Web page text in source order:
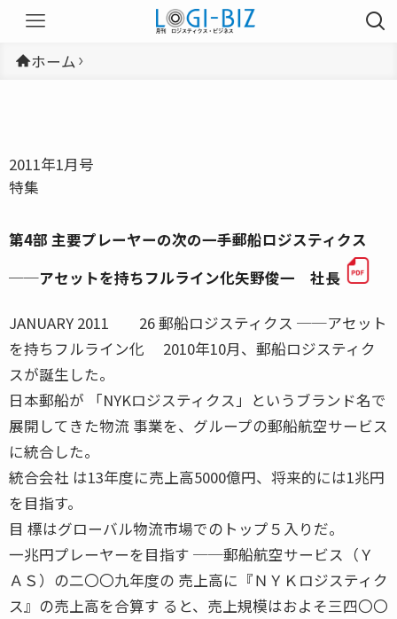
ホーム
2011年1月号
特集
第4部 主要プレーヤーの次の一手郵船ロジスティクス
──アセットを持ちフルライン化矢野俊一 社長
JANUARY 2011 26 郵船ロジスティクス ──アセット
を持ちフルライン化 2010年10月、郵船ロジスティク
スが誕生した。
日本郵船が 「NYKロジスティクス」というブランド名で
展開してきた物流 事業を、グループの郵船航空サービス
に統合した。
統合会社 は13年度に売上高5000億円、将来的には1兆円
を目指す。
目 標はグローバル物流市場でのトップ５入りだ。
一兆円プレーヤーを目指す ──郵船航空サービス（Ｙ
ＡＳ）の二〇〇九年度の 売上高に『ＮＹＫロジスティク
ス』の売上高を合算す ると、売上規模はおよそ三四〇〇